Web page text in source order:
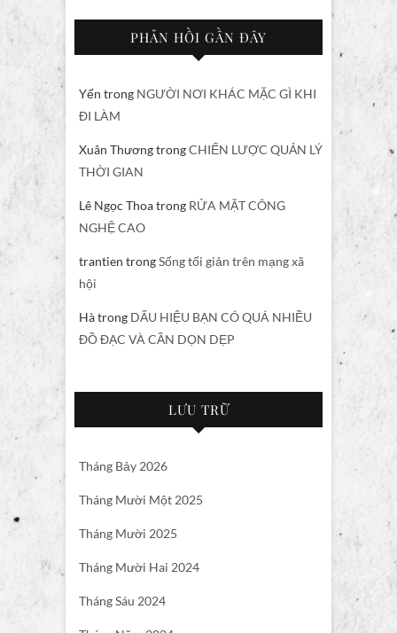
PHẢN HỒI GẦN ĐÂY
Yến trong NGƯỜI NƠI KHÁC MẶC GÌ KHI
ĐI LÀM
Xuân ThươngtrongCHIẾN LƯỢC QUẢN LÝ
THỜI GIAN
Lê Ngọc Thoatrong RỬA MẶT CÔNG
NGHỆ CAO
trantien trongSống tối giản trên mạng xã
hội
Hàtrong DẤU HIỆU BẠN CÓ QUÁ NHIỀU
ĐỒ ĐẠC VÀ CẦN DỌN DẸP
LƯU TRỮ
Tháng Bảy 2026
Tháng Mười Một 2025
Tháng Mười 2025
Tháng Mười Hai 2024
Tháng Sáu 2024